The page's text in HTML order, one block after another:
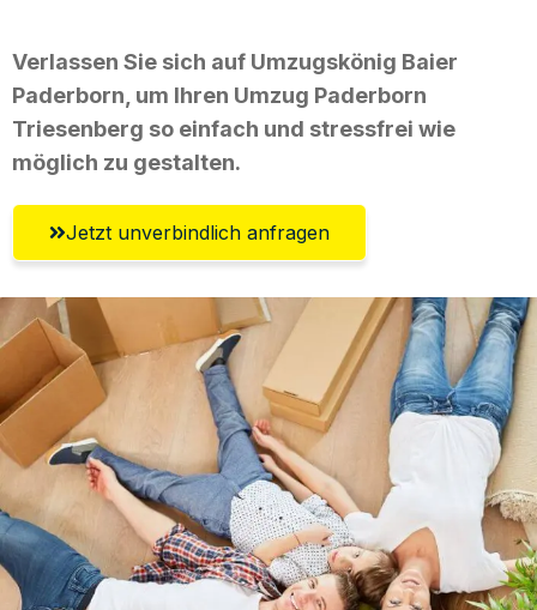
Verlassen Sie sich auf Umzugskönig Baier
Paderborn, um Ihren Umzug Paderborn
Triesenberg so einfach und stressfrei wie
möglich zu gestalten.
Jetzt unverbindlich anfragen